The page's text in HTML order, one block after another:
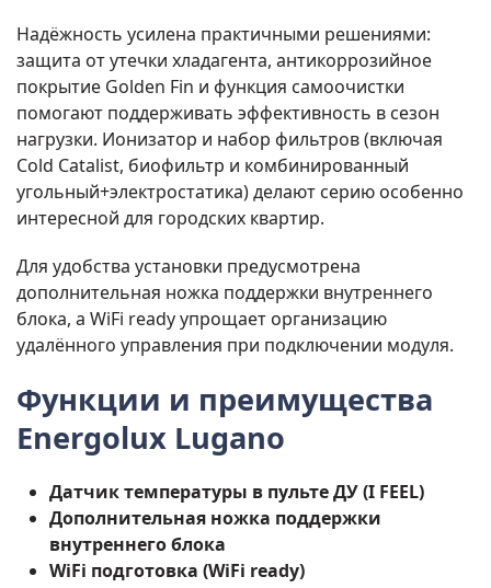
Надёжность усилена практичными решениями:
защита от утечки хладагента, антикоррозийное
покрытие Golden Fin и функция самоочистки
помогают поддерживать эффективность в сезон
нагрузки. Ионизатор и набор фильтров (включая
Cold Catalist, биофильтр и комбинированный
угольный+электростатика) делают серию особенно
интересной для городских квартир.
Для удобства установки предусмотрена
дополнительная ножка поддержки внутреннего
блока, а WiFi ready упрощает организацию
удалённого управления при подключении модуля.
Функции и преимущества
Energolux Lugano
Датчик температуры в пульте ДУ (I FEEL)
Дополнительная ножка поддержки
внутреннего блока
WiFi подготовка (WiFi ready)